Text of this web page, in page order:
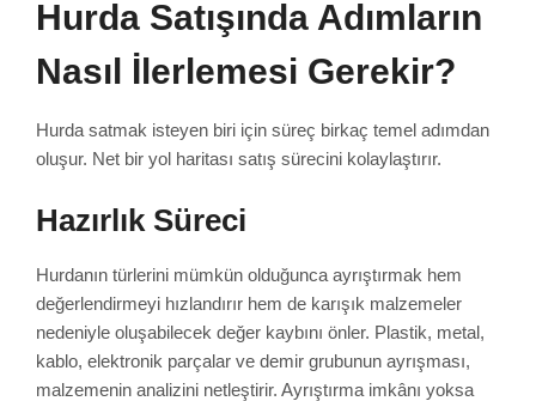
Hurda Satışında Adımların
Nasıl İlerlemesi Gerekir?
Hurda satmak isteyen biri için süreç birkaç temel adımdan
oluşur. Net bir yol haritası satış sürecini kolaylaştırır.
Hazırlık Süreci
Hurdanın türlerini mümkün olduğunca ayrıştırmak hem
değerlendirmeyi hızlandırır hem de karışık malzemeler
nedeniyle oluşabilecek değer kaybını önler. Plastik, metal,
kablo, elektronik parçalar ve demir grubunun ayrışması,
malzemenin analizini netleştirir. Ayrıştırma imkânı yoksa